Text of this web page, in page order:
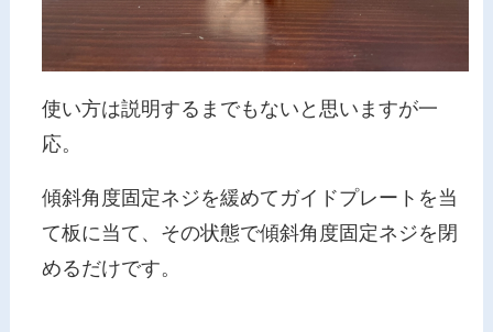
使い方は説明するまでもないと思いますが一
応。
傾斜角度固定ネジを緩めてガイドプレートを当
て板に当て、その状態で傾斜角度固定ネジを閉
めるだけです。